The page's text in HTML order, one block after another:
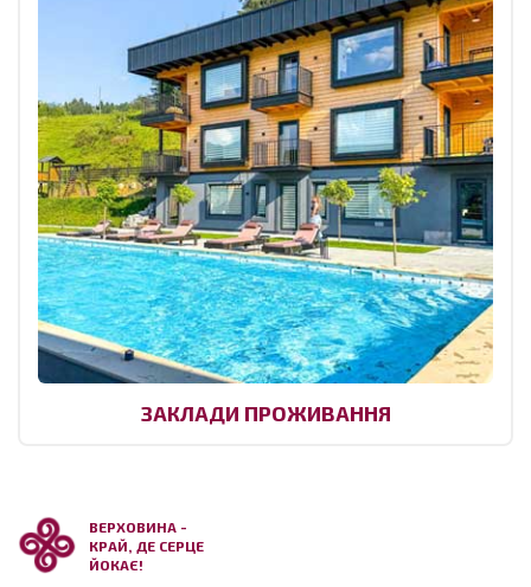
ЗАКЛАДИ ПРОЖИВАННЯ
ВЕРХОВИНА -
КРАЙ, ДЕ СЕРЦЕ
ЙОКАЄ!